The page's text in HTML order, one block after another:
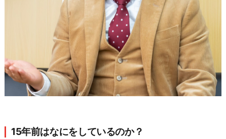
15年前はなにをしているのか？